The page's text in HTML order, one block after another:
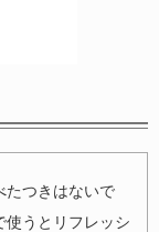
たつきはないで
使うとリフレッシ